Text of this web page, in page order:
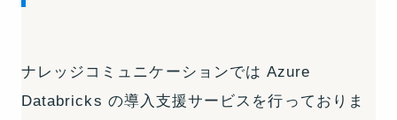
ナレッジコミュニケーションでは Azure
Databricks の導入支援サービスを行っておりま